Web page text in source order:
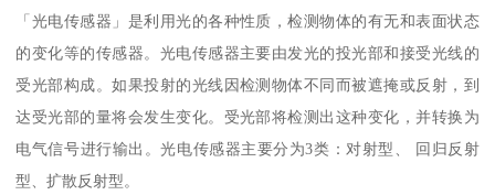
「光电传感器」是利用光的各种性质，检测物体的有无和表面状态
的变化等的传感器。光电传感器主要由发光的投光部和接受光线的
受光部构成。如果投射的光线因检测物体不同而被遮掩或反射，到
达受光部的量将会发生变化。受光部将检测出这种变化，并转换为
电气信号进行输出。光电传感器主要分为3类：对射型、 回归反射
型、扩散反射型。